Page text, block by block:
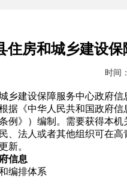
住房和城乡建设
时间
乡建设保障服务中心政府
据《中华人民共和国政府
例》）编制。需要获得本
、法人或者其他组织可在高
新。
信息
编排体系